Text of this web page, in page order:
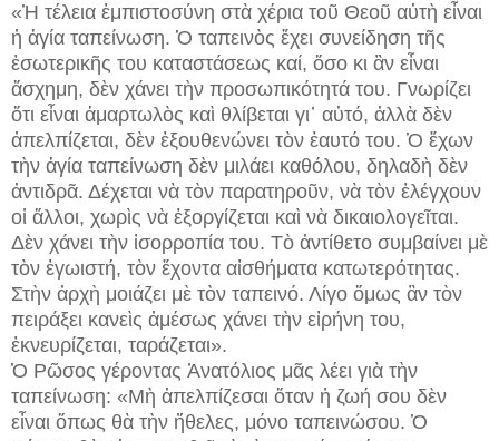
«Ἡ τέλεια ἐμπιστοσύνη στὰ χέρια τοῦ Θεοῦ αὐτὴ εἶναι
ἡ ἁγία ταπείνωση. Ὁ ταπεινὸς ἔχει συνείδηση τῆς
ἐσωτερικῆς του καταστάσεως καί, ὅσο κι ἂν εἶναι
ἄσχημη, δὲν χάνει τὴν προσωπικότητά του. Γνωρίζει
ὅτι εἶναι ἁμαρτωλὸς καὶ θλίβεται γι᾽ αὐτό, ἀλλὰ δὲν
ἀπελπίζεται, δὲν ἐξουθενώνει τὸν ἑαυτό του. Ὁ ἔχων
τὴν ἁγία ταπείνωση δὲν μιλάει καθόλου, δηλαδὴ δὲν
ἀντιδρᾶ. Δέχεται νὰ τὸν παρατηροῦν, νὰ τὸν ἐλέγχουν
οἱ ἄλλοι, χωρὶς νὰ ἐξοργίζεται καὶ νὰ δικαιολογεῖται.
Δὲν χάνει τὴν ἰσορροπία του. Τὸ ἀντίθετο συμβαίνει μὲ
τὸν ἐγωιστή, τὸν ἔχοντα αἰσθήματα κατωτερότητας.
Στὴν ἀρχὴ μοιάζει μὲ τὸν ταπεινό. Λίγο ὅμως ἂν τὸν
πειράξει κανεὶς ἀμέσως χάνει τὴν εἰρήνη του,
ἐκνευρίζεται, ταράζεται».
Ὁ Ρῶσος γέροντας Ἀνατόλιος μᾶς λέει γιὰ τὴν
ταπείνωση: «Μὴ ἀπελπίζεσαι ὅταν ἡ ζωή σου δὲν
εἶναι ὅπως θὰ τὴν ἤθελες, μόνο ταπεινώσου. Ὁ